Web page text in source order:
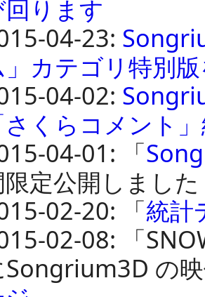
ります
04-23:
」カテゴリ特別
04-02:
さくらコメント
04-01: 「
限定公開しました
02-20: 「統計
02-08: 「
Songrium3D の